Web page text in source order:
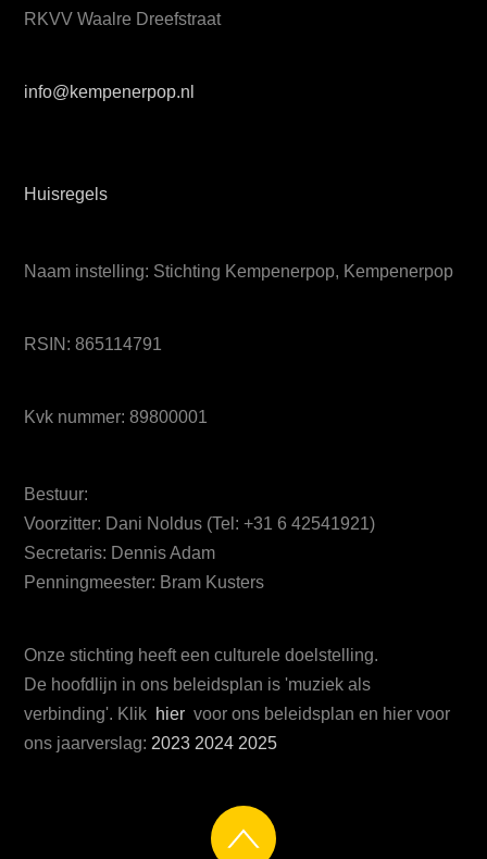
RKVV Waalre Dreefstraat
info@kempenerpop.nl
Huisregels
Naam instelling: Stichting Kempenerpop, Kempenerpop
RSIN: 865114791
Kvk nummer: 89800001
Bestuur:
Voorzitter: Dani Noldus (Tel: +31 6 42541921)
Secretaris: Dennis Adam
Penningmeester: Bram Kusters
Onze stichting heeft een culturele doelstelling.
De hoofdlijn in ons beleidsplan is 'muziek als
verbinding'. Klik hier voor ons beleidsplan en hier voor
ons jaarverslag: 2023 2024 2025